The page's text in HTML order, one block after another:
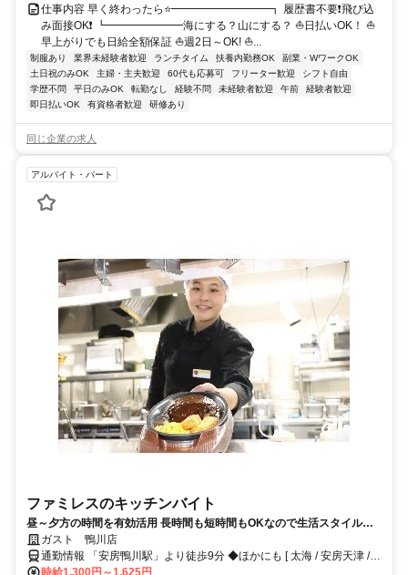
仕事内容 早く終わったら⭐━━━━━━━━━┓ 履歴書不要❗飛び込
み面接OK❗ ┗━━━━━━━海にする？山にする？ ⛵日払いOK！ ⛵
早上がりでも日給全額保証 ⛵週2日～OK! ⛵...
制服あり 業界未経験者歓迎 ランチタイム 扶養内勤務OK
副業・WワークOK
土日祝のみOK
主婦・主夫歓迎 60代も応募可 フリーター歓迎
シフト自由
学歴不問
平日のみOK 転勤なし 経験不問 未経験者歓迎 午前
経験者歓迎
即日払いOK
有資格者歓迎 研修あり
同じ企業の求人
アルバイト・パート
ファミレスのキッチンバイト
昼～夕方の時間を有効活用 長時間も短時間もOKなので生活スタイルに
合わせやすい キッチンバイト未経験者も大歓迎◎食事補助や交通費など
待遇も充実
ガスト 鴨川店
通勤情報 「安房鴨川駅」より徒歩9分 ◆ほかにも [ 太海 / 安房天津 /
安房小湊 / 江見 ] からも車で5～15分程度!!※自転車 / 車 / バイク通勤
時給1,300円～1,625円